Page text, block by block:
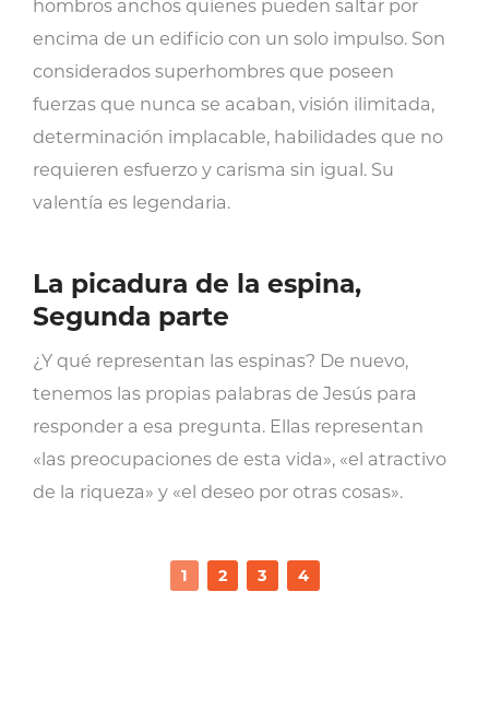
hombros anchos quienes pueden saltar por
encima de un edificio con un solo impulso. Son
considerados superhombres que poseen
fuerzas que nunca se acaban, visión ilimitada,
determinación implacable, habilidades que no
requieren esfuerzo y carisma sin igual. Su
valentía es legendaria.
La picadura de la espina,
Segunda parte
¿Y qué representan las espinas? De nuevo,
tenemos las propias palabras de Jesús para
responder a esa pregunta. Ellas representan
«las preocupaciones de esta vida», «el atractivo
de la riqueza» y «el deseo por otras cosas».
1 2 3 4